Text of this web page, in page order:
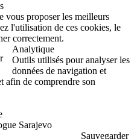
vous proposer les meilleurs
l'utilisation de ces cookies, le
correctement.
Analytique
Outils utilisés pour analyser les
données de navigation et
afin de comprendre son
Sarajevo
Sauvegarder